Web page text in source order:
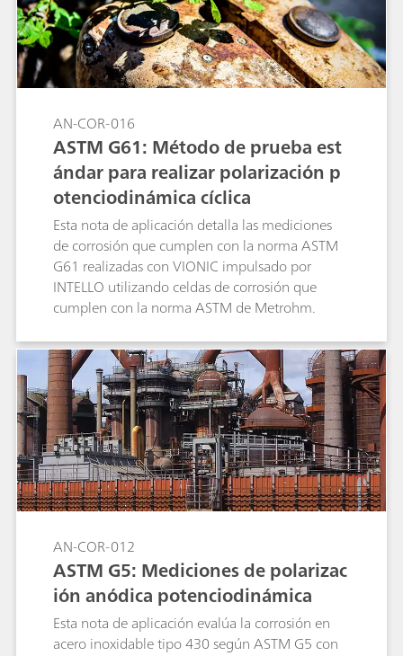
AN-COR-016
ASTM G61: Método de prueba est
ándar para realizar polarización p
otenciodinámica cíclica
Esta nota de aplicación detalla las mediciones
de corrosión que cumplen con la norma ASTM
G61 realizadas con VIONIC impulsado por
INTELLO utilizando celdas de corrosión que
cumplen con la norma ASTM de Metrohm.
AN-COR-012
ASTM G5: Mediciones de polarizac
ión anódica potenciodinámica
Esta nota de aplicación evalúa la corrosión en
acero inoxidable tipo 430 según ASTM G5 con